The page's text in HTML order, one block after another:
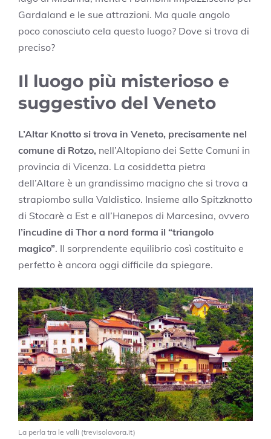
Gardaland e le sue attrazioni. Ma quale angolo
poco conosciuto cela questo luogo? Dove si trova di
preciso?
Il luogo più misterioso e
suggestivo del Veneto
L’Altar Knotto si trova in Veneto, precisamente nel
comune di Rotzo, nell’Altopiano dei Sette Comuni in
provincia di Vicenza. La cosiddetta pietra
dell’Altare è un grandissimo macigno che si trova a
strapiombo sulla Valdistico. Insieme allo Spitzknotto
di Stocarè a Est e all’Hanepos di Marcesina, ovvero
l’incudine di Thor a nord forma il “triangolo
magico”. Il sorprendente equilibrio così costituito e
perfetto è ancora oggi difficile da spiegare.
La perla tra le valli (trevisolavora.it)